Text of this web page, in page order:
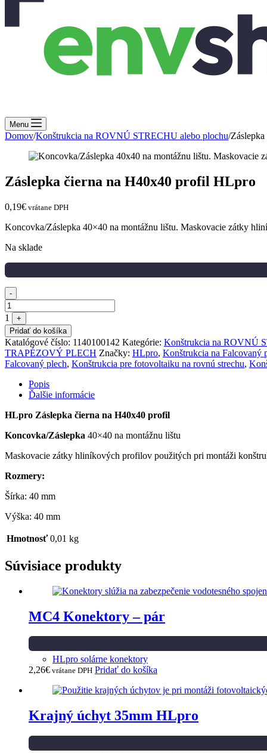
Menu
Domov/Konštrukcia na ROVNÚ STRECHU alebo plochu/
Záslepka čierna na H40x40 profil HLpro
0,19€ vrátane DPH
Koncovka/Záslepka 40×40 na montážnu lištu. Maskovacie zátky
Na sklade
Quantity
-
1
+
Pridať do košíka
Katalógové číslo: 1140100142 Kategórie: Konštrukcia na ROVNÚ
TRAPÉZOVÝ PLECH Značky: HLpro, Konštrukcia na Falcovaný
Falcovaný plech, Konštrukcia pre fotovoltaiku na rovnú strechu,
Popis
Ďalšie informácie
HLpro Záslepka čierna na H40x40 profil
Koncovka/Záslepka 40×40 na montážnu lištu
Maskovacie zátky hliníkových profilov použitých pri montáži
Rozmery:
Šírka: 40 mm
Výška: 40 mm
Hmotnosť 0,01 kg
Súvisiace produkty
MC4 Konektory – pár
HLpro solárne konektory
2,26€ vrátane DPH Pridať do košíka
Krajný úchyt 35mm HLpro